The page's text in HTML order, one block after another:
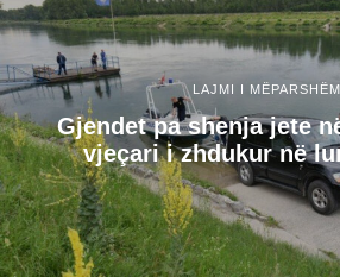
LAJMI I MËPARSHËM
Gjendet pa shenja jete
vjeçari i zhdukur në